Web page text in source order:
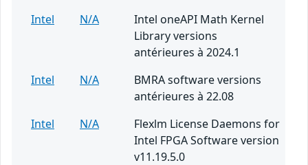
Intel
N/A
Intel oneAPI Math Kernel
Library versions
antérieures à 2024.1
Intel
N/A
BMRA software versions
antérieures à 22.08
Intel
N/A
Flexlm License Daemons for
Intel FPGA Software version
v11.19.5.0